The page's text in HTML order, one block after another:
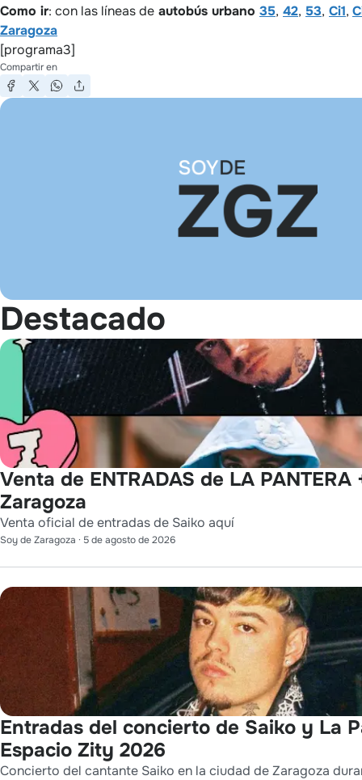
Como ir: con las líneas de autobús urbano 35, 42, 53, Ci1,
Zaragoza
[programa3]
Compartir en
Destacado
Venta de ENTRADAS de LA PANTERA
Zaragoza
Venta oficial de entradas de Saiko aquí
Soy de Zaragoza · 5 de agosto de 2026
Entradas del concierto de Saiko y La
Espacio Zity 2026
Concierto del cantante Saiko en la ciudad de Zaragoza